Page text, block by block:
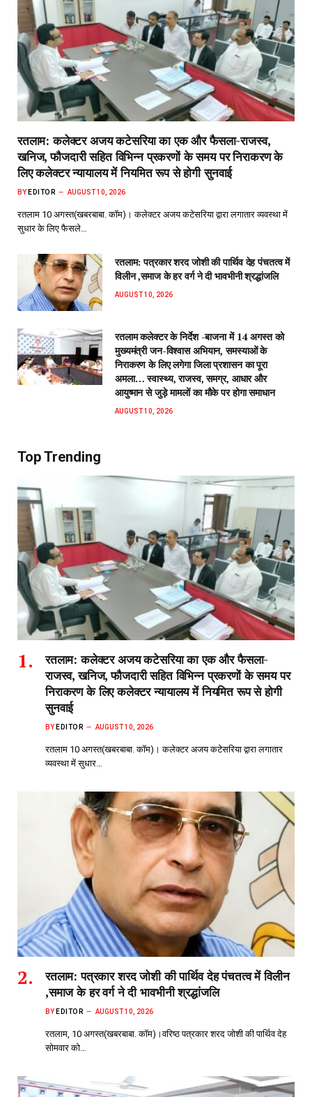
रतलाम: कलेक्टर अजय कटेसरिया का एक और फैसला-राजस्व,
खनिज, फौजदारी सहित विभिन्न प्रकरणों के समय पर निराकरण के
लिए कलेक्टर न्यायालय में नियमित रूप से होगी सुनवाई
BY EDITOR AUGUST 10, 2026
रतलाम 10 अगस्त(खबरबाबा. कॉम)। कलेक्टर अजय कटेसरिया द्वारा लगातार व्यवस्था में
सुधार के लिए फैसले…
रतलाम: पत्रकार शरद जोशी की पार्थिव देह पंचतत्व में
विलीन ,समाज के हर वर्ग ने दी भावभीनी श्रद्धांजलि
AUGUST 10, 2026
रतलाम कलेक्टर के निर्देश -बाजना में 14 अगस्त को
मुख्यमंत्री जन-विश्वास अभियान, समस्याओं के
निराकरण के लिए लगेगा जिला प्रशासन का पूरा
अमला… स्वास्थ्य, राजस्व, समग्र, आधार और
आयुष्मान से जुड़े मामलों का मौके पर होगा समाधान
AUGUST 10, 2026
Top Trending
रतलाम: कलेक्टर अजय कटेसरिया का एक और फैसला-
राजस्व, खनिज, फौजदारी सहित विभिन्न प्रकरणों के समय पर
निराकरण के लिए कलेक्टर न्यायालय में नियमित रूप से होगी
सुनवाई
BY EDITOR AUGUST 10, 2026
रतलाम 10 अगस्त(खबरबाबा. कॉम)। कलेक्टर अजय कटेसरिया द्वारा लगातार
व्यवस्था में सुधार…
रतलाम: पत्रकार शरद जोशी की पार्थिव देह पंचतत्व में विलीन
,समाज के हर वर्ग ने दी भावभीनी श्रद्धांजलि
BY EDITOR AUGUST 10, 2026
रतलाम, 10 अगस्त(खबरबाबा. कॉम)।वरिष्ठ पत्रकार शरद जोशी की पार्थिव देह
सोमवार को…